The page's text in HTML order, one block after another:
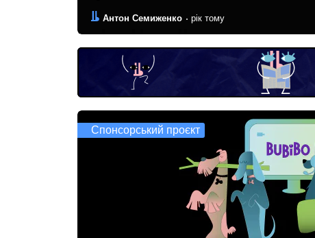
Автор:
Антон Семиженко
Дата: рік тому
Спонсорський проєкт